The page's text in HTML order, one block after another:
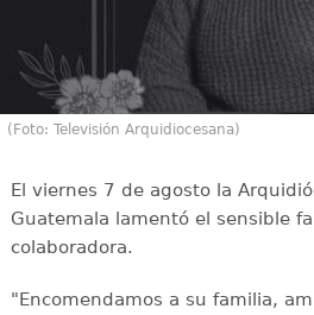
(Foto: Televisión Arquidiocesana)
El viernes 7 de agosto la
Guatemala lamentó el sensible
colaboradora.
"Encomendamos a su familia,